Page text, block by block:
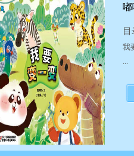
我
...